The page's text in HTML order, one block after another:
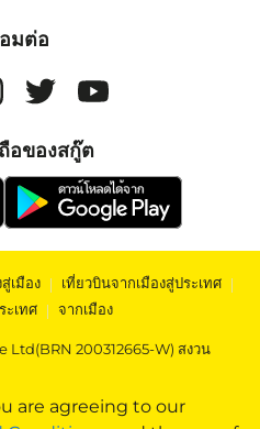
are agreeing to our
มต่อ
อของสกู๊ต
เมือง | เที่ยวบินจากเมืองสู่ประเทศ |
ะเทศ | จากเมือง
200312665-W) สงวน